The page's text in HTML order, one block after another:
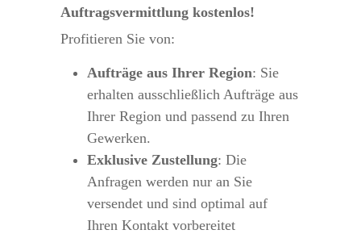
Auftragsvermittlung kostenlos!
Profitieren Sie von:
Aufträge aus Ihrer Region: Sie
erhalten ausschließlich Aufträge aus
Ihrer Region und passend zu Ihren
Gewerken.
Exklusive Zustellung: Die
Anfragen werden nur an Sie
versendet und sind optimal auf
Ihren Kontakt vorbereitet